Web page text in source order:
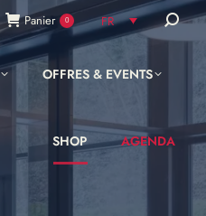
Panier 0 FR
:
OFFRES & EVENTS
SHOP AGENDA